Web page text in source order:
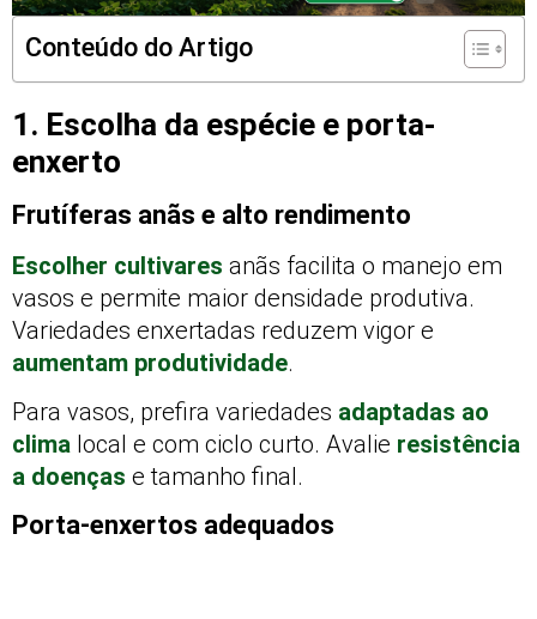
Conteúdo do Artigo
1. Escolha da espécie e porta-
enxerto
Frutíferas anãs e alto rendimento
Escolher cultivares anãs facilita o manejo em
vasos e permite maior densidade produtiva.
Variedades enxertadas reduzem vigor e
aumentam produtividade.
Para vasos, prefira variedades adaptadas ao
clima local e com ciclo curto. Avalie resistência
a doenças e tamanho final.
Porta-enxertos adequados